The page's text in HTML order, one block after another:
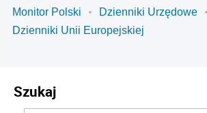
Monitor Polski
Dzienniki Urzędowe
Dzienniki Unii Europejskiej
Szukaj